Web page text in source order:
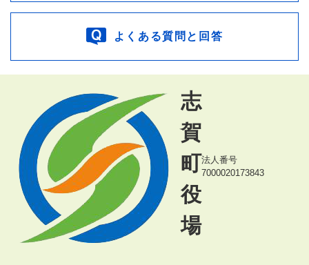
よくある質問と回答
志
賀
町
役
場
法人番号
7000020173843